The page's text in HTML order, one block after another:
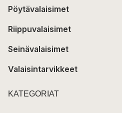
Pöytävalaisimet
Riippuvalaisimet
Seinävalaisimet
Valaisintarvikkeet
KATEGORIAT